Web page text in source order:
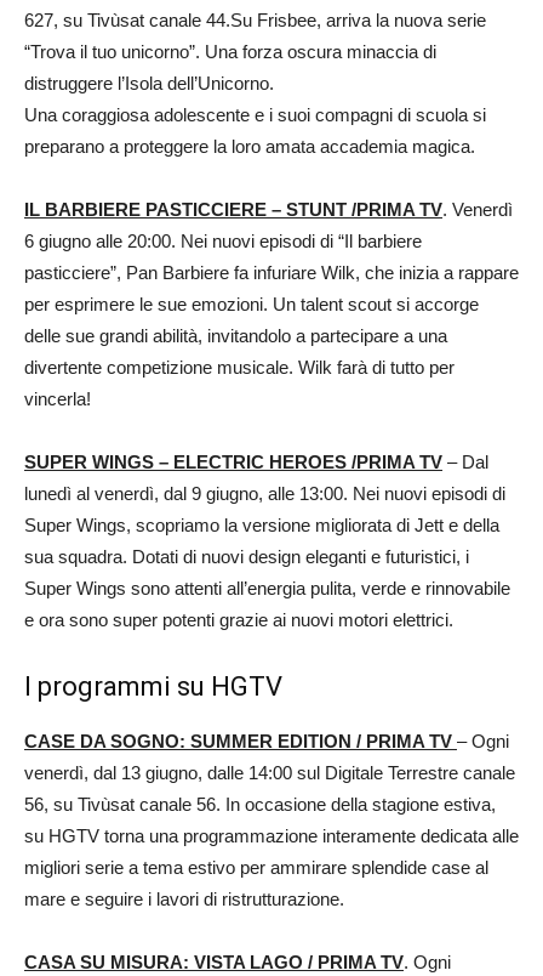
627, su Tivùsat canale 44.Su Frisbee, arriva la nuova serie
“Trova il tuo unicorno”. Una forza oscura minaccia di
distruggere l’Isola dell’Unicorno.
Una coraggiosa adolescente e i suoi compagni di scuola si
preparano a proteggere la loro amata accademia magica.
IL BARBIERE PASTICCIERE – STUNT /PRIMA TV. Venerdì
6 giugno alle 20:00. Nei nuovi episodi di “Il barbiere
pasticciere”, Pan Barbiere fa infuriare Wilk, che inizia a rappare
per esprimere le sue emozioni. Un talent scout si accorge
delle sue grandi abilità, invitandolo a partecipare a una
divertente competizione musicale. Wilk farà di tutto per
vincerla!
SUPER WINGS – ELECTRIC HEROES /PRIMA TV – Dal
lunedì al venerdì, dal 9 giugno, alle 13:00. Nei nuovi episodi di
Super Wings, scopriamo la versione migliorata di Jett e della
sua squadra. Dotati di nuovi design eleganti e futuristici, i
Super Wings sono attenti all’energia pulita, verde e rinnovabile
e ora sono super potenti grazie ai nuovi motori elettrici.
I programmi su HGTV
CASE DA SOGNO: SUMMER EDITION / PRIMA TV – Ogni
venerdì, dal 13 giugno, dalle 14:00 sul Digitale Terrestre canale
56, su Tivùsat canale 56. In occasione della stagione estiva,
su HGTV torna una programmazione interamente dedicata alle
migliori serie a tema estivo per ammirare splendide case al
mare e seguire i lavori di ristrutturazione.
CASA SU MISURA: VISTA LAGO / PRIMA TV. Ogni